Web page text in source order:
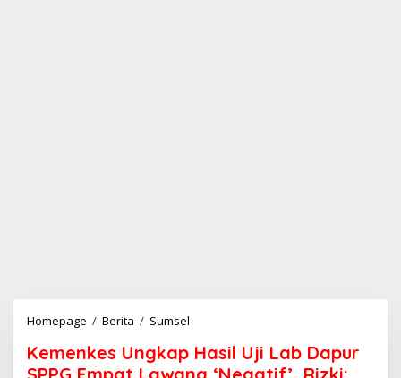
Homepage / Berita / Sumsel
m
e
Kemenkes Ungkap Hasil Uji Lab Dapur